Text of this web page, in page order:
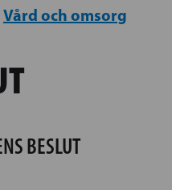
Vård och omsorg
BESLUT